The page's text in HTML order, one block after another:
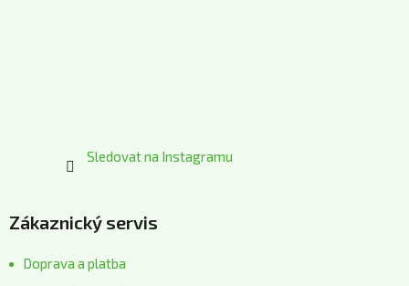
Sledovat na Instagramu
Zákaznický servis
Doprava a platba